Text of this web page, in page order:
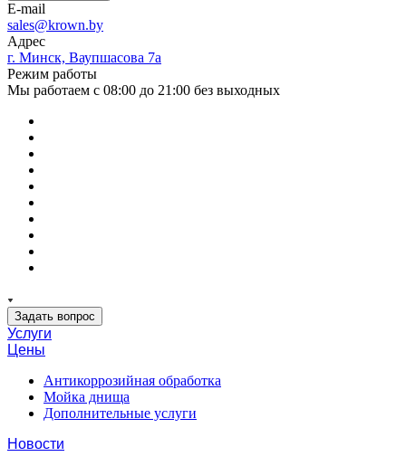
E-mail
sales@krown.by
Адрес
г. Минск, Ваупшасова 7а
Режим работы
Мы работаем с 08:00 до 21:00 без выходных
Задать вопрос
Услуги
Цены
Антикоррозийная обработка
Мойка днища
Дополнительные услуги
Новости